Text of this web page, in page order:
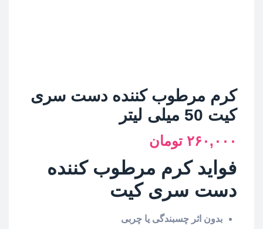
کرم مرطوب کننده دست سری
کیت 50 میلی لیتر
۲۶۰,۰۰۰ تومان
فواید کرم مرطوب کننده
دست سری کیت
بدون اثر چسبندگی یا چربی